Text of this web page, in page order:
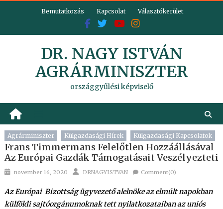
Bemutatkozás Kapcsolat Választókerület
DR. NAGY ISTVÁN
AGRÁRMINISZTER
országgyűlési képviselő
Agrárminiszter Külgazdasági Hírek Külgazdasági Kapcsolatok
Frans Timmermans Felelőtlen Hozzáállásával
Az Európai Gazdák Támogatásait Veszélyezteti
Posted
november 16, 2020 Author
DRNAGYISTVAN Comment(0)
Az Európai Bizottság ügyvezető alelnöke az elmúlt napokban
külföldi sajtóorgánumoknak tett nyilatkozataiban az uniós